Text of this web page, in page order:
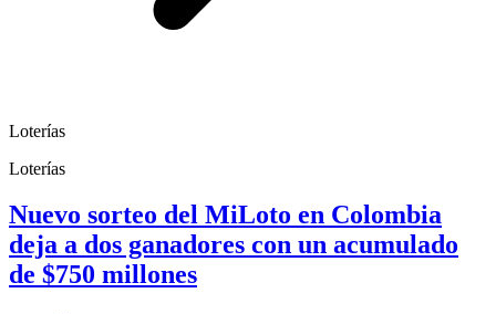
Loterías
Loterías
Nuevo sorteo del MiLoto en Colombia
deja a dos ganadores con un acumulado
de $750 millones